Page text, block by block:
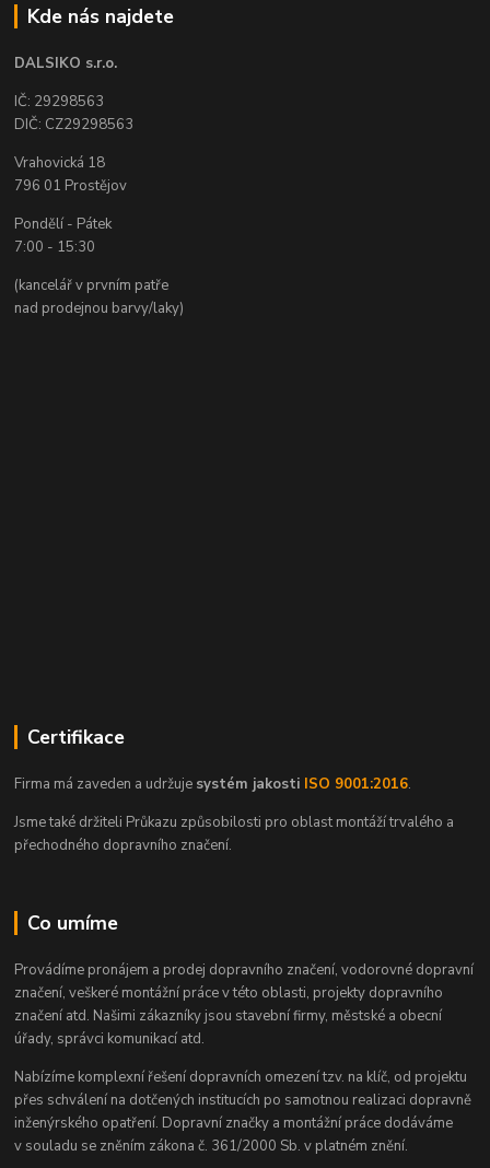
Kde nás najdete
DALSIKO s.r.o.
IČ: 29298563
DIČ: CZ29298563
Vrahovická 18
796 01 Prostějov
Pondělí - Pátek
7:00 - 15:30
(kancelář v prvním patře
nad prodejnou barvy/laky)
Certifikace
Firma má zaveden a udržuje systém jakosti ISO 9001:2016.
Jsme také držiteli Průkazu způsobilosti pro oblast montáží trvalého a
přechodného dopravního značení.
Co umíme
Provádíme pronájem a prodej dopravního značení, vodorovné dopravní
značení, veškeré montážní práce v této oblasti, projekty dopravního
značení atd. Našimi zákazníky jsou stavební firmy, městské a obecní
úřady, správci komunikací atd.
Nabízíme komplexní řešení dopravních omezení tzv. na klíč, od projektu
přes schválení na dotčených institucích po samotnou realizaci dopravně
inženýrského opatření. Dopravní značky a montážní práce dodáváme
v souladu se zněním zákona č. 361/2000 Sb. v platném znění.